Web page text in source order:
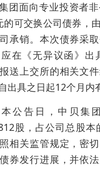
团面向专业投资者
的可交换公司债券，
承销。本次债券采
在《无异议函》出
送上交所的相关文
出具之日起12个月内
公告日，中贝集
股，占公司总股本
相关监管规定，密
券发行进展，并依